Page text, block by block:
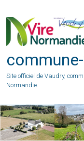
content
Site officiel de Vaudry,
Normandie.